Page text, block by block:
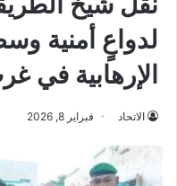
لدواعٍ أمنية
الإرهابية في
الاتحاد فبراير 8, 2026